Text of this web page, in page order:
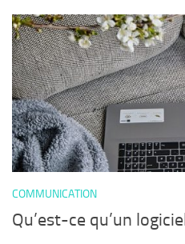
COMMUNICATION
Qu’est-ce qu’un